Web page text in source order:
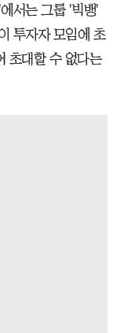
서는 그룹 '빅뱅'
투자자 모임에 초
초대할 수 없다는